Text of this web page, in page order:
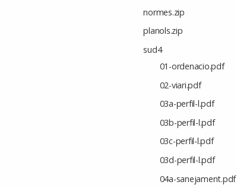
normes.zip
planols.zip
sud4
01-ordenacio.pdf
02-viari.pdf
03a-perfil-l.pdf
03b-perfil-l.pdf
03c-perfil-l.pdf
03d-perfil-l.pdf
04a-sanejament.pdf